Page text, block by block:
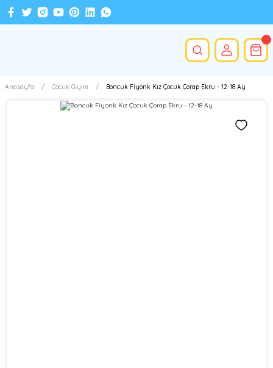
Anasayfa Çocuk Giyim Boncuk Fiyonk Kız Çocuk Çorap Ekru - 12-18 Ay